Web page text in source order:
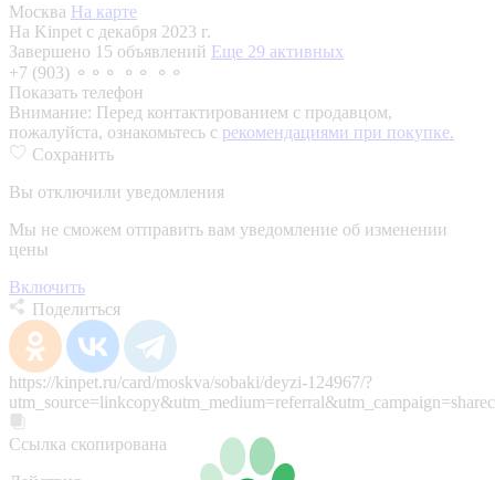
Москва На карте
На Kinpet c декабря 2023 г.
Завершено 15 объявлений Еще 29 активных
+7 (903) ⚬⚬⚬ ⚬⚬ ⚬⚬
Показать телефон
Внимание: Перед контактированием с продавцом,
пожалуйста, ознакомьтесь с рекомендациями при покупке.
Сохранить
Вы отключили уведомления
Мы не сможем отправить вам уведомление об изменении
цены
Включить
Поделиться
https://kinpet.ru/card/moskva/sobaki/deyzi-124967/?
Ссылка скопирована